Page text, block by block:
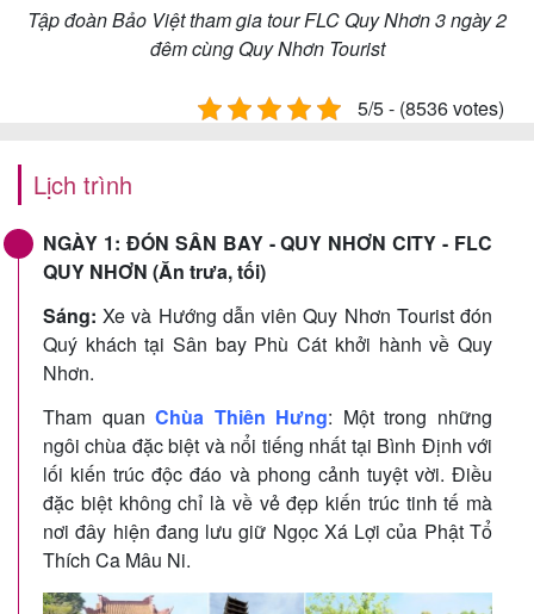
Tập đoàn Bảo Việt tham gia tour FLC Quy Nhơn 3 ngày 2
đêm cùng Quy Nhơn Tourist
5/5 - (8536 votes)
Lịch trình
NGÀY 1: ĐÓN SÂN BAY - QUY NHƠN CITY - FLC
QUY NHƠN (Ăn trưa, tối)
Sáng: Xe và Hướng dẫn viên Quy Nhơn Tourist đón
Quý khách tại Sân bay Phù Cát khởi hành về Quy
Nhơn.
Tham quanChùa Thiên Hưng: Một trong những
ngôi chùa đặc biệt và nổi tiếng nhất tại Bình Định với
lối kiến trúc độc đáo và phong cảnh tuyệt vời. Điều
đặc biệt không chỉ là về vẻ đẹp kiến trúc tinh tế mà
nơi đây hiện đang lưu giữ Ngọc Xá Lợi của Phật Tổ
Thích Ca Mâu Ni.